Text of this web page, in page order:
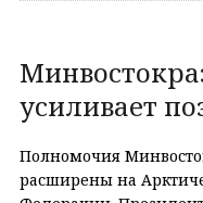
усиливает
Полномочия
расширены на